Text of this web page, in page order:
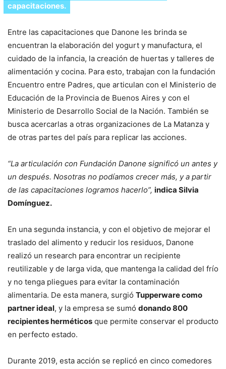
capacitaciones.
Entre las capacitaciones que Danone les brinda se
encuentran la elaboración del yogurt y manufactura, el
cuidado de la infancia, la creación de huertas y talleres de
alimentación y cocina. Para esto, trabajan con la fundación
Encuentro entre Padres, que articulan con el Ministerio de
Educación de la Provincia de Buenos Aires y con el
Ministerio de Desarrollo Social de la Nación. También se
busca acercarlas a otras organizaciones de La Matanza y
de otras partes del país para replicar las acciones.
“La articulación con Fundación Danone significó un antes y
un después. Nosotras no podíamos crecer más, y a partir
de las capacitaciones logramos hacerlo”, indica Silvia
Domínguez.
En una segunda instancia, y con el objetivo de mejorar el
traslado del alimento y reducir los residuos, Danone
realizó un research para encontrar un recipiente
reutilizable y de larga vida, que mantenga la calidad del frío
y no tenga pliegues para evitar la contaminación
alimentaria. De esta manera, surgió Tupperware como
partner ideal, y la empresa se sumó donando 800
recipientes herméticos que permite conservar el producto
en perfecto estado.
Durante 2019, esta acción se replicó en cinco comedores